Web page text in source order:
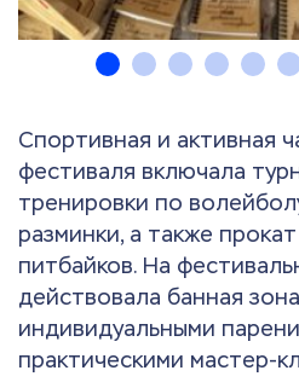
Спортивная и активная
фестиваля включала
тренировки по
разминки, а также
питбайков. На
действовала банная
индивидуальными
практическими мастер-